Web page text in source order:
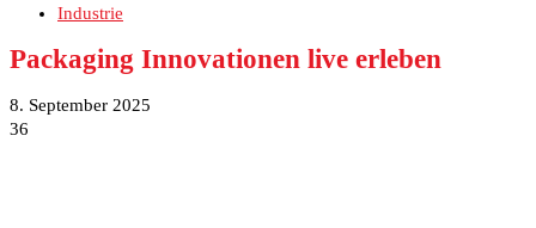
Industrie
Packaging Innovationen live erleben
8. September 2025
36